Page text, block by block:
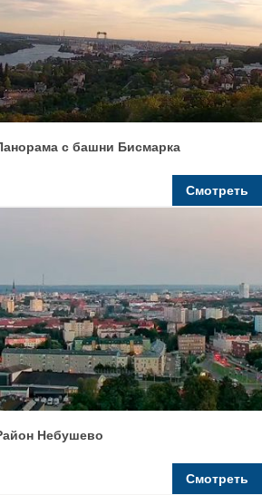
с башни Бисмарка
Смотреть
Небушево
Смотреть